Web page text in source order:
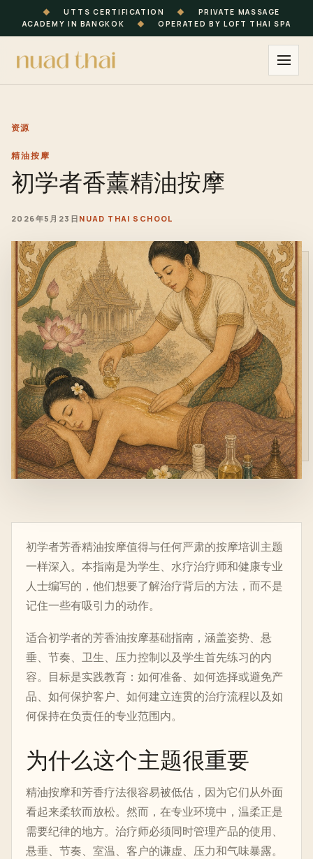
◆ UTTS CERTIFICATION ◆
PRIVATE MASSAGE
ACADEMY IN BANGKOK
◆ OPERATED BY LOFT THAI SPA
资源
精油按摩
初学者香薰精油按摩
2026年5月23日 NUAD THAI SCHOOL
初学者芳香精油按摩值得与任何严肃的按摩培训主题
一样深入。本指南是为学生、水疗治疗师和健康专业
人士编写的，他们想要了解治疗背后的方法，而不是
记住一些有吸引力的动作。
适合初学者的芳香油按摩基础指南，涵盖姿势、悬
垂、节奏、卫生、压力控制以及学生首先练习的内
容。目标是实践教育：如何准备、如何选择或避免产
品、如何保护客户、如何建立连贯的治疗流程以及如
何保持在负责任的专业范围内。
为什么这个主题很重要
精油按摩和芳香疗法很容易被低估，因为它们从外面
看起来柔软而放松。然而，在专业环境中，温柔正是
需要纪律的地方。治疗师必须同时管理产品的使用、
悬垂、节奏、室温、客户的谦虚、压力和气味暴露。